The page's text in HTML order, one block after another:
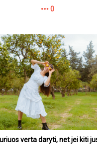
0
verta daryti, net jei kiti